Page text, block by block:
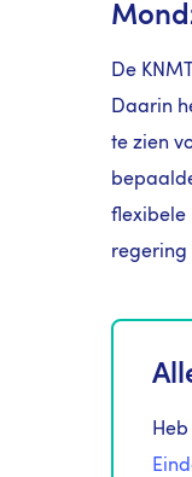
De
Daarin
te zien
flexibele
regering